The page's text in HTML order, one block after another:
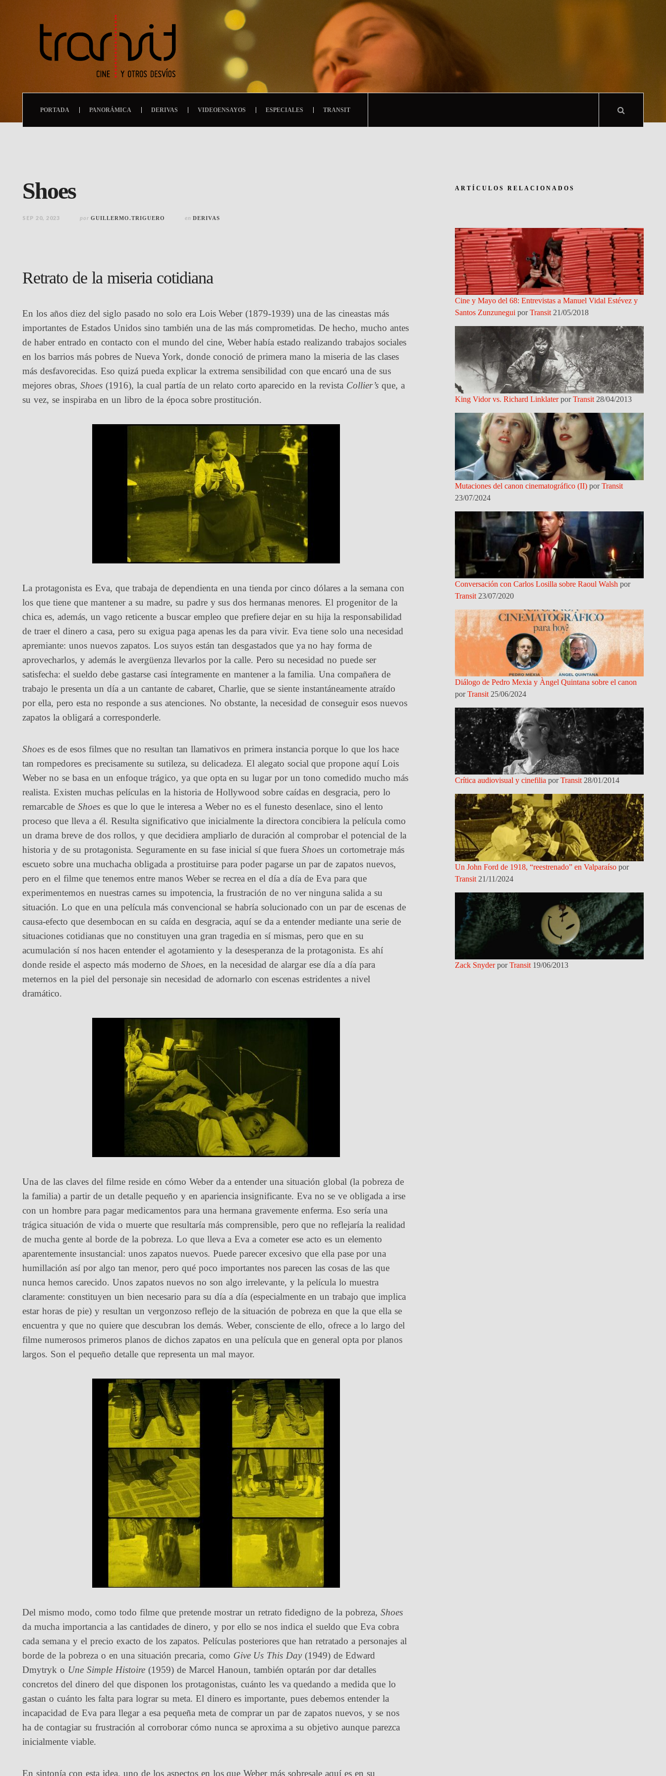
PORTADA PANORÁMICA DERIVAS VIDEOENSAYOS ESPECIALES TRANSIT
Shoes
SEP 20, 2023 por GUILLERMO.TRIGUERO en DERIVAS
Retrato de la miseria cotidiana
En los años diez del siglo pasado no solo era Lois Weber (1879-1939) una de las cineastas más
importantes de Estados Unidos sino también una de las más comprometidas. De hecho, mucho antes
de haber entrado en contacto con el mundo del cine, Weber había estado realizando trabajos sociales
en los barrios más pobres de Nueva York, donde conoció de primera mano la miseria de las clases
más desfavorecidas. Eso quizá pueda explicar la extrema sensibilidad con que encaró una de sus
mejores obras, Shoes(1916), la cual partía de un relato corto aparecido en la revista Collier’s que, a
su vez, se inspiraba en un libro de la época sobre prostitución.
La protagonista es Eva, que trabaja de dependienta en una tienda por cinco dólares a la semana con
los que tiene que mantener a su madre, su padre y sus dos hermanas menores. El progenitor de la
chica es, además, un vago reticente a buscar empleo que prefiere dejar en su hija la responsabilidad
de traer el dinero a casa, pero su exigua paga apenas les da para vivir. Eva tiene solo una necesidad
apremiante: unos nuevos zapatos. Los suyos están tan desgastados que ya no hay forma de
aprovecharlos, y además le avergüenza llevarlos por la calle. Pero su necesidad no puede ser
satisfecha: el sueldo debe gastarse casi íntegramente en mantener a la familia. Una compañera de
trabajo le presenta un día a un cantante de cabaret, Charlie, que se siente instantáneamente atraído
por ella, pero esta no responde a sus atenciones. No obstante, la necesidad de conseguir esos nuevos
zapatos la obligará a corresponderle.
Shoes es de esos filmes que no resultan tan llamativos en primera instancia porque lo que los hace
tan rompedores es precisamente su sutileza, su delicadeza. El alegato social que propone aquí Lois
Weber no se basa en un enfoque trágico, ya que opta en su lugar por un tono comedido mucho más
realista. Existen muchas películas en la historia de Hollywood sobre caídas en desgracia, pero lo
remarcable de Shoeses que lo que le interesa a Weber no es el funesto desenlace, sino el lento
proceso que lleva a él. Resulta significativo que inicialmente la directora concibiera la película como
un drama breve de dos rollos, y que decidiera ampliarlo de duración al comprobar el potencial de la
historia y de su protagonista. Seguramente en su fase inicial sí que fueraShoes un cortometraje más
escueto sobre una muchacha obligada a prostituirse para poder pagarse un par de zapatos nuevos,
pero en el filme que tenemos entre manos Weber se recrea en el día a día de Eva para que
experimentemos en nuestras carnes su impotencia, la frustración de no ver ninguna salida a su
situación. Lo que en una película más convencional se habría solucionado con un par de escenas de
causa-efecto que desembocan en su caída en desgracia, aquí se da a entender mediante una serie de
situaciones cotidianas que no constituyen una gran tragedia en sí mismas, pero que en su
acumulación sí nos hacen entender el agotamiento y la desesperanza de la protagonista. Es ahí
donde reside el aspecto más moderno de Shoes, en la necesidad de alargar ese día a día para
meternos en la piel del personaje sin necesidad de adornarlo con escenas estridentes a nivel
dramático.
Una de las claves del filme reside en cómo Weber da a entender una situación global (la pobreza de
la familia) a partir de un detalle pequeño y en apariencia insignificante. Eva no se ve obligada a irse
con un hombre para pagar medicamentos para una hermana gravemente enferma. Eso sería una
trágica situación de vida o muerte que resultaría más comprensible, pero que no reflejaría la realidad
de mucha gente al borde de la pobreza. Lo que lleva a Eva a cometer ese acto es un elemento
aparentemente insustancial: unos zapatos nuevos. Puede parecer excesivo que ella pase por una
humillación así por algo tan menor, pero qué poco importantes nos parecen las cosas de las que
nunca hemos carecido. Unos zapatos nuevos no son algo irrelevante, y la película lo muestra
claramente: constituyen un bien necesario para su día a día (especialmente en un trabajo que implica
estar horas de pie) y resultan un vergonzoso reflejo de la situación de pobreza en que la que ella se
encuentra y que no quiere que descubran los demás. Weber, consciente de ello, ofrece a lo largo del
filme numerosos primeros planos de dichos zapatos en una película que en general opta por planos
largos. Son el pequeño detalle que representa un mal mayor.
Del mismo modo, como todo filme que pretende mostrar un retrato fidedigno de la pobreza,Shoes
da mucha importancia a las cantidades de dinero, y por ello se nos indica el sueldo que Eva cobra
cada semana y el precio exacto de los zapatos. Películas posteriores que han retratado a personajes al
borde de la pobreza o en una situación precaria, como Give Us This Day(1949) de Edward
Dmytryk o Une Simple Histoire(1959) de Marcel Hanoun, también optarán por dar detalles
concretos del dinero del que disponen los protagonistas, cuánto les va quedando a medida que lo
gastan o cuánto les falta para lograr su meta. El dinero es importante, pues debemos entender la
incapacidad de Eva para llegar a esa pequeña meta de comprar un par de zapatos nuevos, y se nos
ha de contagiar su frustración al corroborar cómo nunca se aproxima a su objetivo aunque parezca
inicialmente viable.
En sintonía con esta idea, uno de los aspectos en los que Weber más sobresale aquí es en su
ARTÍCULOS RELACIONADOS
Cine y Mayo del 68: Entrevistas a Manuel Vidal Estévez y
Santos Zunzunegui porTransit 21/05/2018
King Vidor vs. Richard LinklaterporTransit 28/04/2013
Mutaciones del canon cinematográfico (II)porTransit
23/07/2024
Conversación con Carlos Losilla sobre Raoul Walsh por
Transit 23/07/2020
Diálogo de Pedro Mexia y Àngel Quintana sobre el canon
porTransit 25/06/2024
Crítica audiovisual y cinefilia porTransit 28/01/2014
Un John Ford de 1918, “reestrenado” en Valparaísopor
Transit 21/11/2024
Zack SnyderporTransit 19/06/2013